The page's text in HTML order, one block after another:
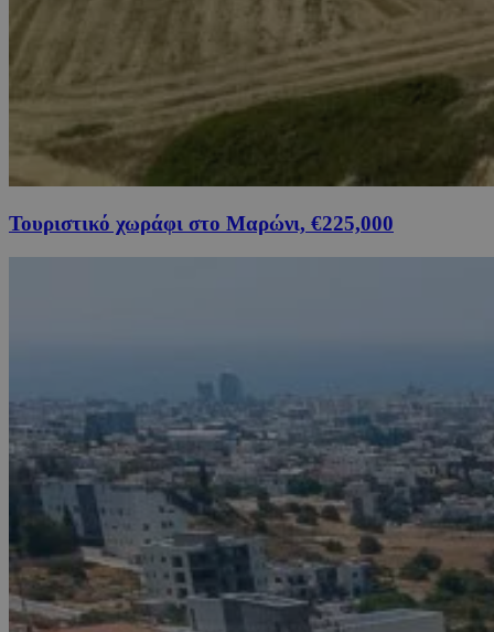
Τουριστικό χωράφι στο Μαρώνι, €225,000